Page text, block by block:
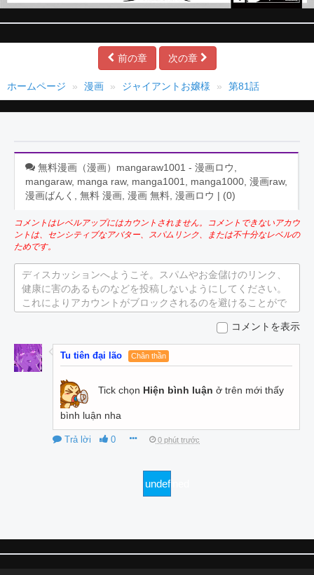
前の章 次の章
ホームページ 漫画 ジャイアントお嬢様 第81話
無料漫画（漫画）mangaraw1001 - 漫画ロウ,
mangaraw, manga raw, manga1001, manga1000, 漫画raw,
漫画ばんく, 無料 漫画, 漫画 無料, 漫画ロウ | (0)
コメントはレベルアップにはカウントされません。コメントできないアカウ
ントは、センシティブなアバター、スパムリンク、または不十分なレベルの
ためです。
ディスカッションへようこそ。スパムやお金儲けのリンク、
健康に害のあるものなどを投稿しないようにしてください。
これによりアカウントがブロックされるのを避けることがで
コメントを表示
Tu tiên đại lão Chân thần
Tick chọn Hiện bình luận ở trên mới thấy
bình luận nha
Trả lời 0 0 phút trước
undefined